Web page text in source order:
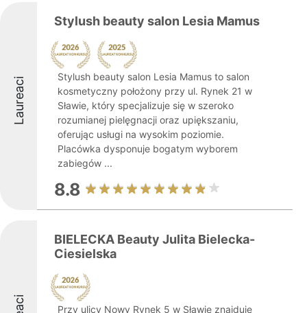
Laureaci
Stylush beauty salon Lesia Mamus
Stylush beauty salon Lesia Mamus to salon
kosmetyczny położony przy ul. Rynek 21 w
Sławie, który specjalizuje się w szeroko
rozumianej pielęgnacji oraz upiększaniu,
oferując usługi na wysokim poziomie.
Placówka dysponuje bogatym wyborem
zabiegów ...
8.8
BIELECKA Beauty Julita Bielecka-
Ciesielska
Przy ulicy Nowy Rynek 5 w Sławie znajduje